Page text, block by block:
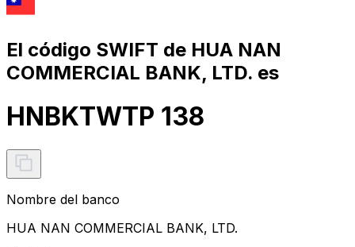
El código SWIFT de HUA NAN
COMMERCIAL BANK, LTD. es
HNBKTWTP 138
Nombre del banco
HUA NAN COMMERCIAL BANK, LTD.